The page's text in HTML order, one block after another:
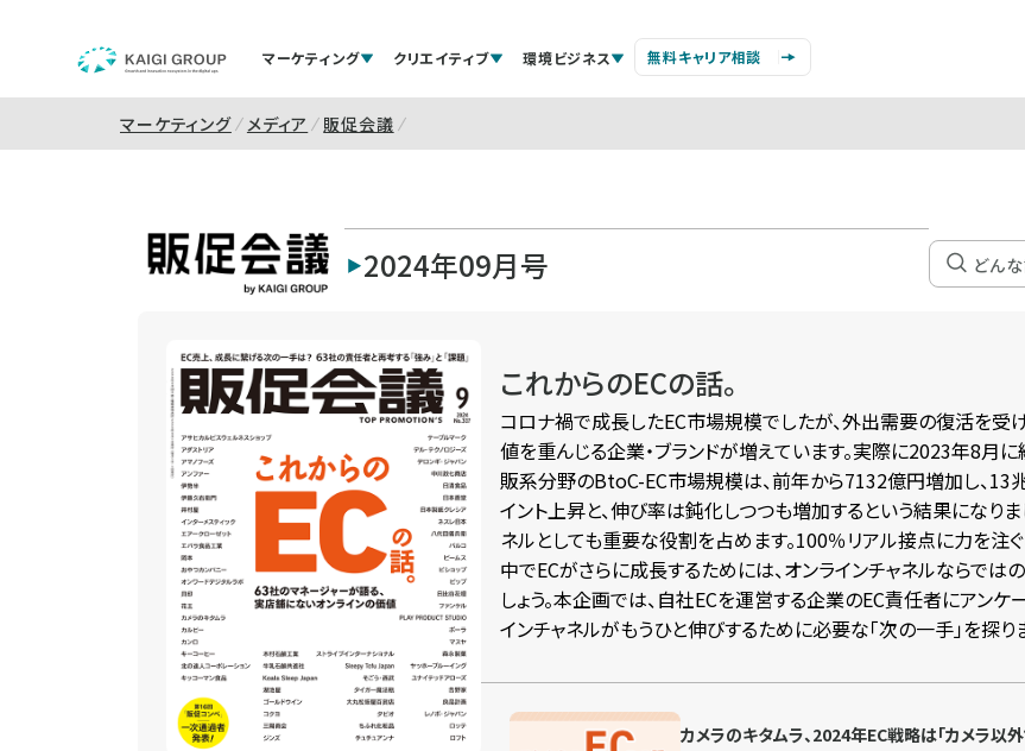
マーケティング クリエイティブ 環境ビジネス 無料キャリア相談
マーケティング メディア 販促会議
2024年09月号
これからのECの話。
コロナ禍で成長したEC市場規模でしたが、外出需要の復活を受
値を重んじる企業・ブランドが増えています。実際に2023年8
販系分野のBtoC-EC市場規模は、前年から7132億円増加し、13
イント上昇と、伸び率は鈍化しつつも増加するという結果になり
ネルとしても重要な役割を占めます。100％リアル接点に力を注
中でECがさらに成長するためには、オンラインチャネルならでは
しょう。本企画では、自社ECを運営する企業のEC責任者にアンケー
インチャネルがもうひと伸びするために必要な「次の一手」を探り
カメラのキタムラ、2024年EC戦略は「カメラ以